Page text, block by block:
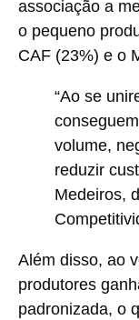
associação a
o pequeno
CAF (23%) e o
“Ao se
volume,
reduzir
Medeiros,
Além disso, ao
produtores
padronizada, o